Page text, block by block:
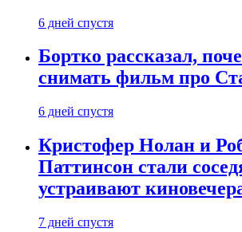
6 дней спустя
Бортко рассказал,
снимать фильм про
6 дней спустя
Кристофер Нолан и
Паттинсон стали
устраивают
7 дней спустя